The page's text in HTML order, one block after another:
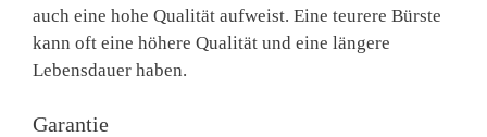
auch eine hohe Qualität aufweist. Eine teurere Bürste
kann oft eine höhere Qualität und eine längere
Lebensdauer haben.
Garantie